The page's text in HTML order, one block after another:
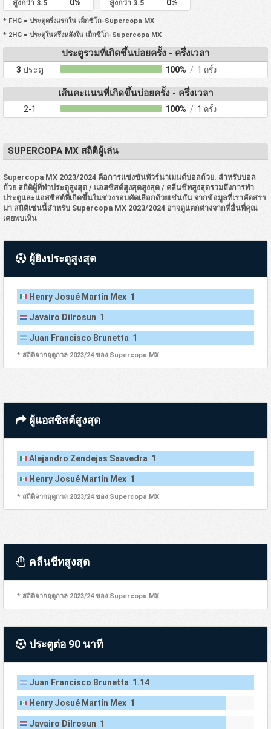
สูงกว่า 3.5 0% สูงกว่า 3.5 0%
* FHG = ประตูครึ่งแรกใน เม็กซิโก-Supercopa MX
* 2HG = ประตูในครึ่งหลังใน เม็กซิโก-Supercopa MX
ประตูรวมที่เกิดขึ้นบ่อยครั้ง - ครึ่งเวลา
3 ประตู 100% / 1 ครั้ง
เส้นคะแนนที่เกิดขึ้นบ่อยครั้ง - ครึ่งเวลา
2-1 100% / 1 ครั้ง
SUPERCOPA MX สถิติผู้เล่น
Supercopa MX 2023/2024 คือการแข่งขันทัวร์นาเมนต์บอลถ้วย. สำหรับบอล
ถ้วย สถิติผู้ที่ทำประตูสูงสุด / แอสซิสต์สูงสุดสูงสุด / คลีนชีทสูงสุดรวมถึงการทำ
ประตูและแอสซิสต์ที่เกิดขึ้นในช่วงรอบคัดเลือกด้วยเช่นกัน จากข้อมูลที่เราคัดสรร
มา สถิติเช่นนี้สำหรับ Supercopa MX 2023/2024 อาจดูแตกต่างจากที่อื่นที่คุณ
เคยพบเห็น
ผู้ยิงประตูสูงสุด
Henry Josué Martín Mex 1
Javairo Dilrosun 1
Juan Francisco Brunetta 1
* สถิติจากฤดูกาล 2023/24 ของ Supercopa MX
ผู้แอสซิสต์สูงสุด
Alejandro Zendejas Saavedra 1
Henry Josué Martín Mex 1
* สถิติจากฤดูกาล 2023/24 ของ Supercopa MX
คลีนชีทสูงสุด
* สถิติจากฤดูกาล 2023/24 ของ Supercopa MX
ประตูต่อ 90 นาที
Juan Francisco Brunetta 1.14
Henry Josué Martín Mex 1
Javairo Dilrosun 1